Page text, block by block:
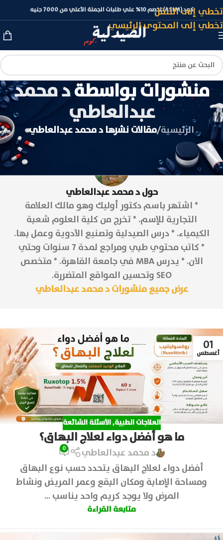
تخطي إلى التنقل
تخطي إلى المحتوى الرئيسي
كود (ASLM) لخصم 10% علي طلبات الجملة الأعلي من 7000 جنيه
منشورات بواسطةد محمد
عبدالعاطي
الرئيسية/مقالات نشرها د محمد عبدالعاطي
حول د محمد عبدالعاطي
* اشتهر باسم دكتور أوليك وهو مالك العلامة
التجارية للإسم. * تخرج من كلية العلوم شعبة
الكيمياء. * درس الصيدلية وتصنيع الأدوية وعمل بها.
* كاتب محتوي طبي ومراجع لمدة 7 سنوات وحتي
الان. * يدرس MBA في جامعة القاهرة. * متخصص
SEO وتحسين المواقع المتضررة.
عرض جميع منشورات د محمد عبدالعاطي
01
أغسطس
العلاجات الطبية,الأسئلة الشائعة
ما هو أفضل دواء لعلاج البهاق؟
د محمد عبدالعاطي 0
أفضل دواء لعلاج البهاق يتحدد حسب نوع البهاق
ومساحة الإصابة ومكان البقع وعمر المريض ونشاط
المرض ولا يوجد كريم واحد يناسب ...
متابعة القراءة